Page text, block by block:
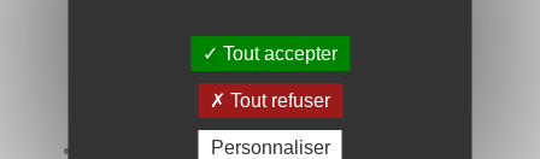
Tout accepter
Tout refuser
Personnaliser